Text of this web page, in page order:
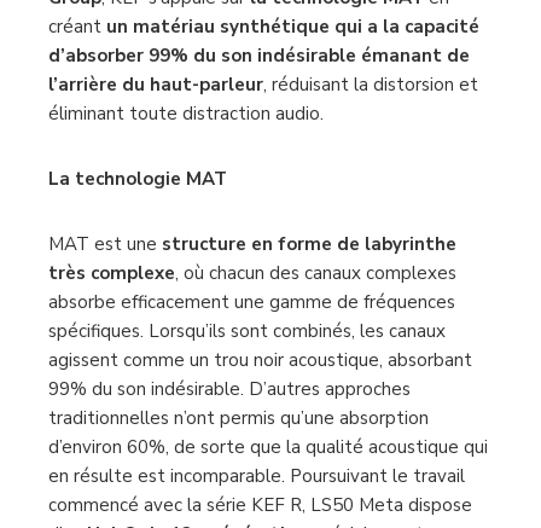
Dans le cadre d’une initiative dedéveloppement
conjointe avec le groupe Acoustic Metamaterials
Group, KEF s’appuie surla technologie MATen
créant un matériau synthétique qui a la capacité
d’absorber 99% du son indésirable émanant de
éliminant toute distraction audio.
La technologie MAT
MAT est unestructure en forme de labyrinthe
très complexe , où chacun des canaux complexes
absorbe efficacement une gamme de fréquences
spécifiques. Lorsqu’ils sont combinés, les canaux
agissent comme un trou noir acoustique, absorbant
99% du son indésirable. D’autres approches
traditionnelles n’ont permis qu’une absorption
d’environ 60%, de sorte que la qualité acoustique qui